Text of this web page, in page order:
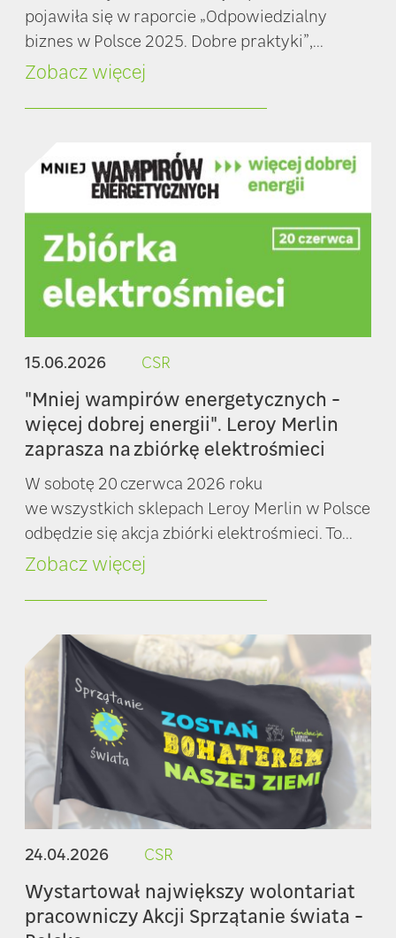
pojawiła się w raporcie „Odpowiedzialny
biznes w Polsce 2025. Dobre praktyki”,...
Zobacz więcej
15.06.2026 CSR
"Mniej wampirów energetycznych -
więcej dobrej energii". Leroy Merlin
zaprasza na zbiórkę elektrośmieci
W sobotę 20 czerwca 2026 roku
we wszystkich sklepach Leroy Merlin w Polsce
odbędzie się akcja zbiórki elektrośmieci. To...
Zobacz więcej
24.04.2026 CSR
Wystartował największy wolontariat
pracowniczy Akcji Sprzątanie świata -